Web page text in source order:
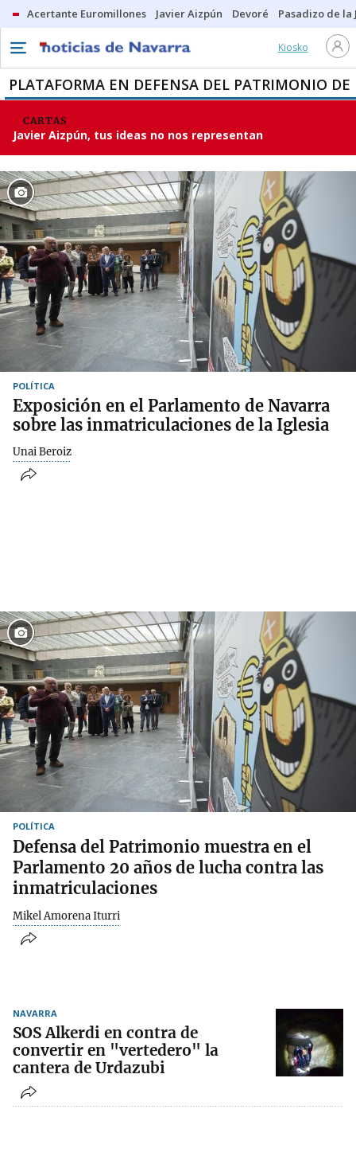
Acertante Euromillones Javier Aizpún Devoré Pasadizo de la
Kiosko
PLATAFORMA EN DEFENSA DEL PATRIMONIO DE
CARTAS
Javier Aizpún, tus ideas no nos representan
POLÍTICA
Exposición en el Parlamento de Navarra
sobre las inmatriculaciones de la Iglesia
Unai Beroiz
POLÍTICA
Defensa del Patrimonio muestra en el
Parlamento 20 años de lucha contra las
inmatriculaciones
Mikel Amorena Iturri
NAVARRA
SOS Alkerdi en contra de
convertir en "vertedero" la
cantera de Urdazubi